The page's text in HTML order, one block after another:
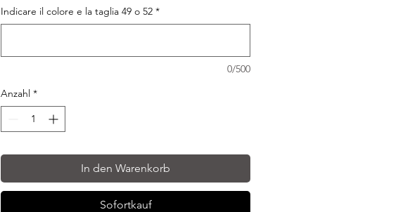
Indicare il colore e la taglia 49 o 52 *
0/500
Anzahl *
In den Warenkorb
Sofortkauf